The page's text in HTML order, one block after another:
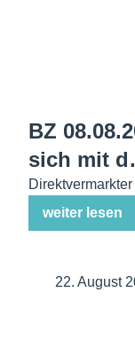
BZ
sich mit
weiter lesen
22. August